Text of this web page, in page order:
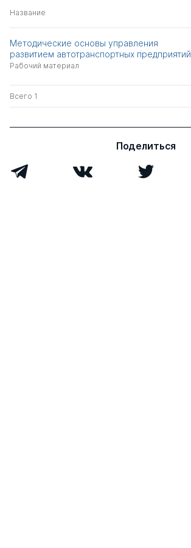
Название
Методические основы управления
развитием автотранспортных предприятий
Рабочий материал
Всего 1
Поделиться